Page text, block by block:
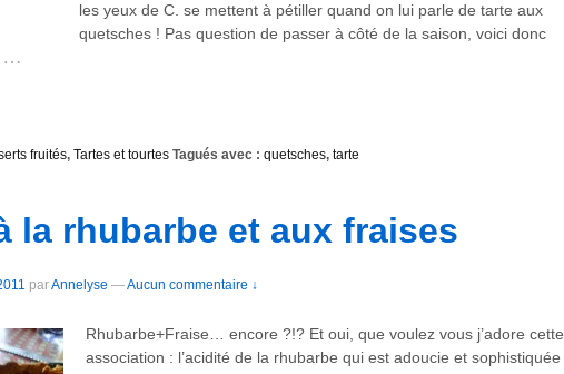
les yeux de C. se mettent à pétiller quand on lui parle de tarte aux
quetsches ! Pas question de passer à côté de la saison, voici donc
…
fruités, Tartes et tourtes Tagués avec : quetsches, tarte
la rhubarbe et aux fraises
parAnnelyse —Aucun commentaire ↓
Rhubarbe+Fraise… encore ?!? Et oui, que voulez vous j’adore cette
association : l’acidité de la rhubarbe qui est adoucie et sophistiquée